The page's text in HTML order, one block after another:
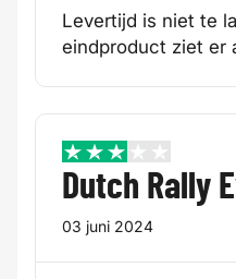
Levertijd is niet te
eindproduct ziet er
3 / 5
Dutch Rally
03 juni 2024